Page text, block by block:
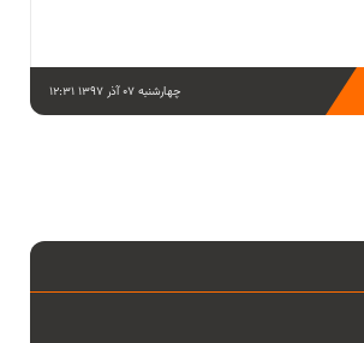
چهارشنبه 07 آذر 1397 12:31